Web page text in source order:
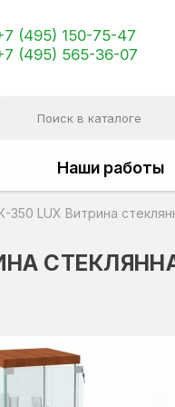
(495) 150-75-47
(495) 565-36-07
Наши работы
350 LUX Витрина